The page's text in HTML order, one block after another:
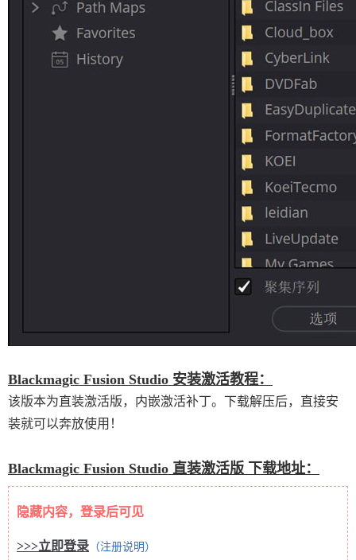
Blackmagic Fusion Studio 安装激活教程：
该版本为直装激活版，内嵌激活补丁。下载解压后，直接安
装就可以奔放使用！
Blackmagic Fusion Studio 直装激活版 下载地址：
隐藏内容，登录后可见
>>>立即登录 （注册说明）